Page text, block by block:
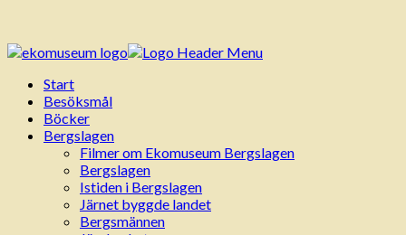
Start
Besöksmål
Böcker
Bergslagen
Filmer om Ekomuseum Bergslagen
Bergslagen
Istiden i Bergslagen
Järnet byggde landet
Bergsmännen